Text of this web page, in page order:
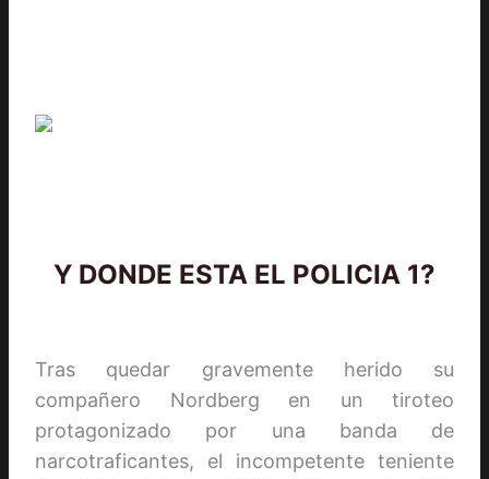
Y DONDE ESTA EL POLICIA 1?
Tras quedar gravemente herido su
compañero Nordberg en un tiroteo
protagonizado por una banda de
narcotraficantes, el incompetente teniente